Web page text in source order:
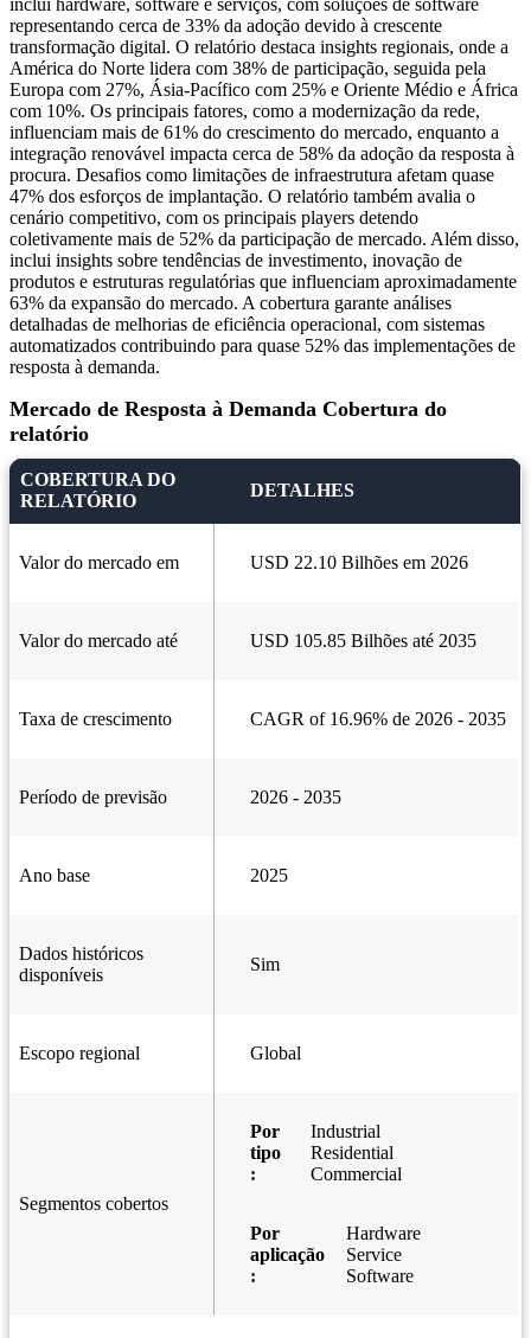
inclui hardware, software e serviços, com soluções de software
representando cerca de 33% da adoção devido à crescente
transformação digital. O relatório destaca insights regionais, onde a
América do Norte lidera com 38% de participação, seguida pela
Europa com 27%, Ásia-Pacífico com 25% e Oriente Médio e África
com 10%. Os principais fatores, como a modernização da rede,
influenciam mais de 61% do crescimento do mercado, enquanto a
integração renovável impacta cerca de 58% da adoção da resposta à
procura. Desafios como limitações de infraestrutura afetam quase
47% dos esforços de implantação. O relatório também avalia o
cenário competitivo, com os principais players detendo
coletivamente mais de 52% da participação de mercado. Além disso,
inclui insights sobre tendências de investimento, inovação de
produtos e estruturas regulatórias que influenciam aproximadamente
63% da expansão do mercado. A cobertura garante análises
detalhadas de melhorias de eficiência operacional, com sistemas
automatizados contribuindo para quase 52% das implementações de
resposta à demanda.
Mercado de Resposta à Demanda Cobertura do
relatório
COBERTURA DO
RELATÓRIO
DETALHES
Valor do mercado em USD 22.10 Bilhões em 2026
Valor do mercado até USD 105.85 Bilhões até 2035
Taxa de crescimento CAGR of 16.96% de 2026 - 2035
Período de previsão 2026 - 2035
Ano base 2025
Dados históricos
disponíveis
Sim
Escopo regional Global
Segmentos cobertos
Por
tipo
:
Industrial
Residential
Commercial
Por
aplicação
:
Hardware
Service
Software